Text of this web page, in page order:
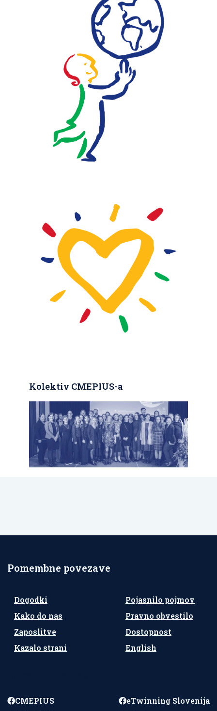
Kolektiv CMEPIUS-a
Pomembne povezave
Dogodki
Kako do nas
Zaposlitve
Kazalo strani
Pojasnilo pojmov
Pravno obvestilo
Dostopnost
English
CMEPIUS
eTwinning Slovenija